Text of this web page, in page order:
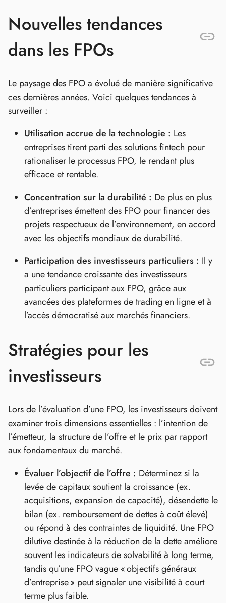
Nouvelles tendances
dans les FPOs
Le paysage des FPO a évolué de manière significative
ces dernières années. Voici quelques tendances à
surveiller :
Utilisation accrue de la technologie : Les
entreprises tirent parti des solutions fintech pour
rationaliser le processus FPO, le rendant plus
efficace et rentable.
Concentration sur la durabilité : De plus en plus
d’entreprises émettent des FPO pour financer des
projets respectueux de l’environnement, en accord
avec les objectifs mondiaux de durabilité.
Participation des investisseurs particuliers : Il y
a une tendance croissante des investisseurs
particuliers participant aux FPO, grâce aux
avancées des plateformes de trading en ligne et à
l’accès démocratisé aux marchés financiers.
Stratégies pour les
investisseurs
Lors de l’évaluation d’une FPO, les investisseurs doivent
examiner trois dimensions essentielles : l’intention de
l’émetteur, la structure de l’offre et le prix par rapport
aux fondamentaux du marché.
Évaluer l’objectif de l’offre : Déterminez si la
levée de capitaux soutient la croissance (ex.
acquisitions, expansion de capacité), désendette le
bilan (ex. remboursement de dettes à coût élevé)
ou répond à des contraintes de liquidité. Une FPO
dilutive destinée à la réduction de la dette améliore
souvent les indicateurs de solvabilité à long terme,
tandis qu’une FPO vague « objectifs généraux
d’entreprise » peut signaler une visibilité à court
terme plus faible.